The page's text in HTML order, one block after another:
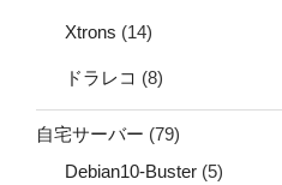
Xtrons (14)
ドラレコ (8)
自宅サーバー (79)
Debian10-Buster (5)